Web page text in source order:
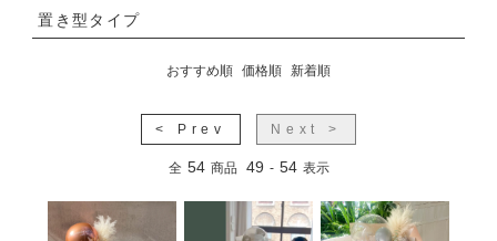
置き型タイプ
おすすめ順 価格順 新着順
< Prev Next >
全 54 商品 49 - 54 表示